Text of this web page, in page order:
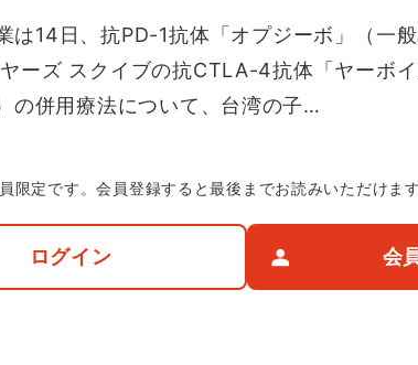
は14日、抗PD-1抗体「オプジーボ」（一
ーズ スクイブの抗CTLA-4抗体「ヤーボ
の併用療法について、台湾の子…
限定です。会員登録すると最後までお読みいただけます
ログイン 会